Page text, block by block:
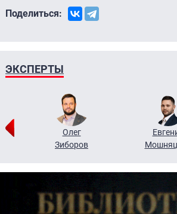
Поделиться:
ЭКСПЕРТЫ
Олег
Зиборов